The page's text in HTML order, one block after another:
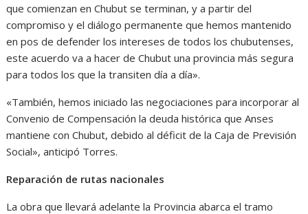
que comienzan en Chubut se terminan, y a partir del
compromiso y el diálogo permanente que hemos mantenido
en pos de defender los intereses de todos los chubutenses,
este acuerdo va a hacer de Chubut una provincia más segura
para todos los que la transiten día a día».
«También, hemos iniciado las negociaciones para incorporar al
Convenio de Compensación la deuda histórica que Anses
mantiene con Chubut, debido al déficit de la Caja de Previsión
Social», anticipó Torres.
Reparación de rutas nacionales
La obra que llevará adelante la Provincia abarca el tramo